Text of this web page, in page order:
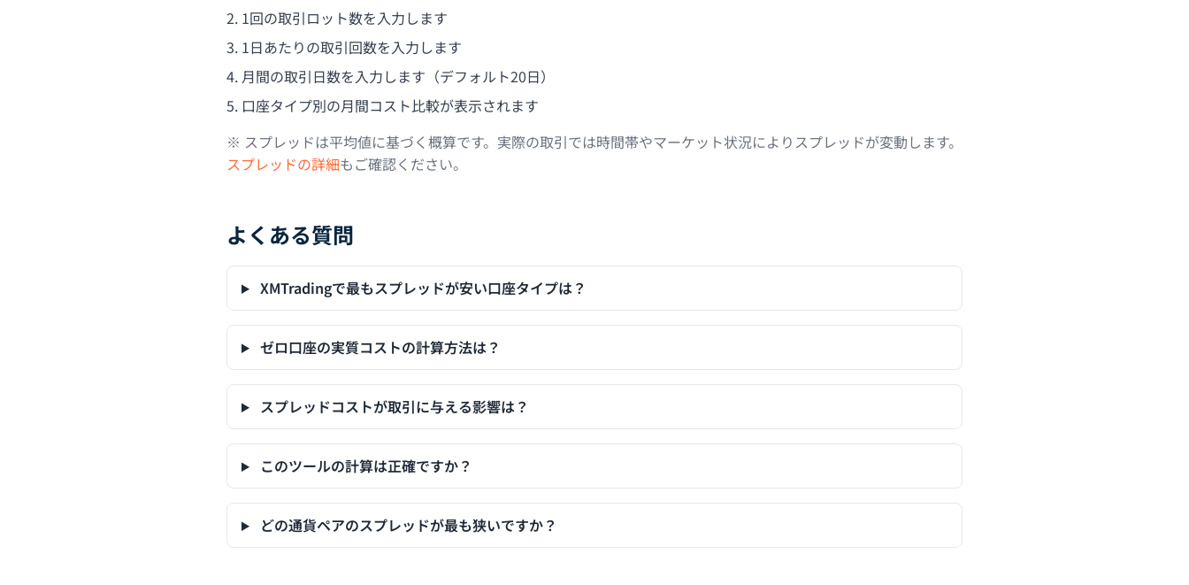
1回の取引ロット数を入力します
1日あたりの取引回数を入力します
月間の取引日数を入力します（デフォルト20日）
口座タイプ別の月間コスト比較が表示されます
※ スプレッドは平均値に基づく概算です。実際の取引では時間帯やマーケット状況によりスプレッドが変動します。
スプレッドの詳細もご確認ください。
よくある質問
XMTradingで最もスプレッドが安い口座タイプは？
ゼロ口座の実質コストの計算方法は？
スプレッドコストが取引に与える影響は？
このツールの計算は正確ですか？
どの通貨ペアのスプレッドが最も狭いですか？